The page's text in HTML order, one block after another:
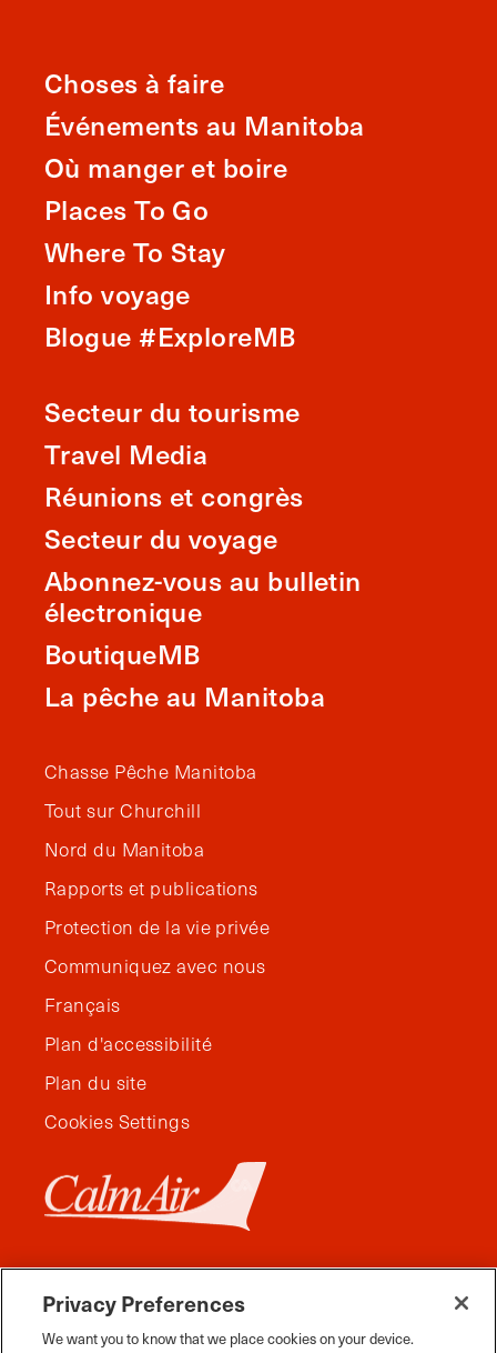
Choses à faire
Événements au Manitoba
Où manger et boire
Places To Go
Where To Stay
Info voyage
Blogue #ExploreMB
Secteur du tourisme
Travel Media
Réunions et congrès
Secteur du voyage
Abonnez-vous au bulletin
électronique
BoutiqueMB
La pêche au Manitoba
Chasse Pêche Manitoba
Tout sur Churchill
Nord du Manitoba
Rapports et publications
Protection de la vie privée
Communiquez avec nous
Français
Plan d'accessibilité
Plan du site
Cookies Settings
Privacy Preferences
We want you to know that we place cookies on your device.